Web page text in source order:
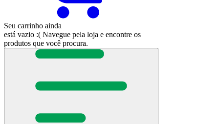
Seu carrinho ainda
está vazio :( Navegue pela loja e encontre os
produtos que você procura.